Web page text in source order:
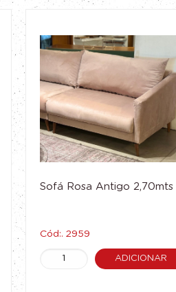
Sofá Rosa Antigo 2,70mts
Cód:. 2959
ADICIONAR